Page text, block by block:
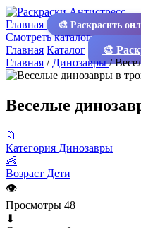
Главная 🎨 Раскрасить
Смотреть каталог
Главная Каталог 🎨
Главная / Динозавры/
Веселые
📁
Категория Динозавры
👶
Возраст Дети
👁
Просмотры 48
⬇